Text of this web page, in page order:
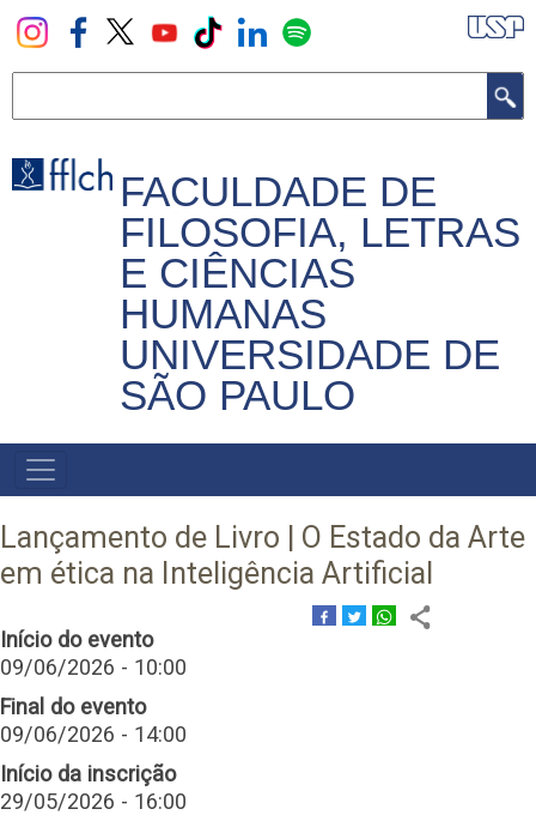
Pular
para
principal
FACULDADE DE
FILOSOFIA, LETRAS
E CIÊNCIAS
HUMANAS
UNIVERSIDADE DE
SÃO PAULO
NAVEGADOR
PRINCIPAL
Lançamento de Livro | O Estado da Arte
em ética na Inteligência Artificial
Início do evento
09/06/2026 - 10:00
Final do evento
09/06/2026 - 14:00
Início da inscrição
29/05/2026 - 16:00